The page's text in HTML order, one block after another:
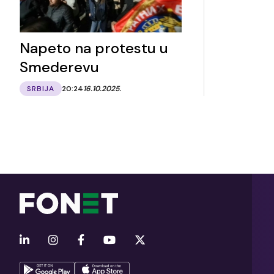
Napeto na protestu u
Smederevu
SRBIJA 20:2416.10.2025.